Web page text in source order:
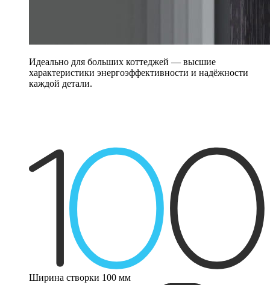
Идеально для больших коттеджей — высшие
характеристики энергоэффективности и надёжности
каждой детали.
Ширина створки 100 мм